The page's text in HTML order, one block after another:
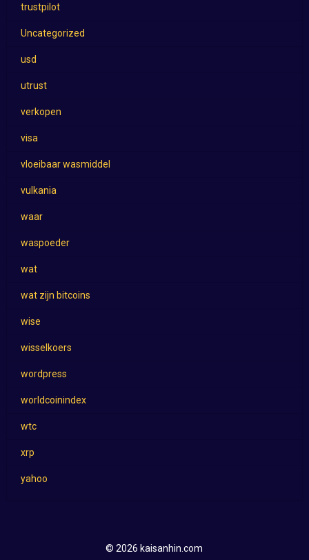
trustpilot
Uncategorized
usd
utrust
verkopen
visa
vloeibaar wasmiddel
vulkania
waar
waspoeder
wat
wat zijn bitcoins
wise
wisselkoers
wordpress
worldcoinindex
wtc
xrp
yahoo
© 2026 kaisanhin.com